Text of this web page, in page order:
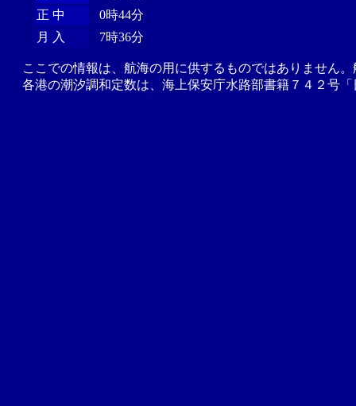
正 中
0時44分
月 入
7時36分
ここでの情報は、航海の用に供するものではありません
各港の潮汐調和定数は、海上保安庁水路部書籍７４２号